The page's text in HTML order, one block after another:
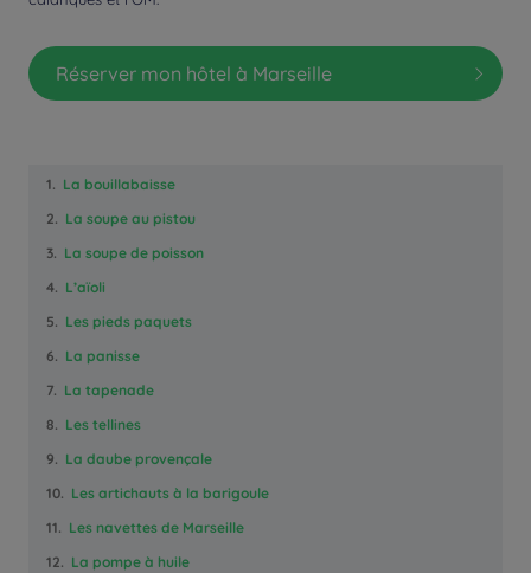
Réserver mon hôtel à Marseille
1. La bouillabaisse
2. La soupe au pistou
3. La soupe de poisson
4. L’aïoli
5. Les pieds paquets
6. La panisse
7. La tapenade
8. Les tellines
9. La daube provençale
10. Les artichauts à la barigoule
11. Les navettes de Marseille
12. La pompe à huile